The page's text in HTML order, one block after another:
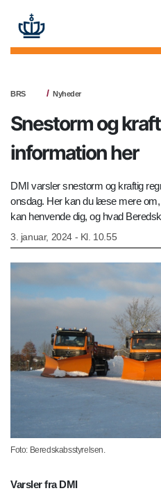
BRS Nyheder
Snestorm og
information her
DMI varsler snestorm og kraftig
onsdag. Her kan du læse mere
kan henvende dig, og hvad
3. januar, 2024 - Kl. 10.55
Foto: Beredskabsstyrelsen.
Varsler fra DMI